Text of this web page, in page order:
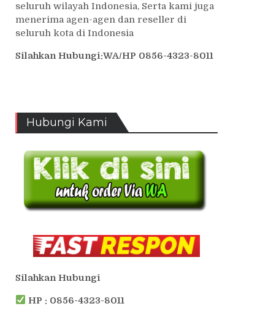
seluruh wilayah Indonesia, Serta kami juga
menerima agen-agen dan reseller di
seluruh kota di Indonesia
Silahkan Hubungi:WA/HP 0856-4323-8011
Hubungi Kami
Silahkan Hubungi
HP : 0856-4323-8011